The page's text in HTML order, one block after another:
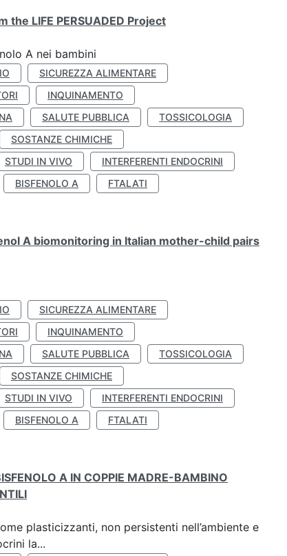
LIFE PERSUADED Project
A nei bambini
SICUREZZA ALIMENTARE
INQUINAMENTO
SALUTE PUBBLICA
TOSSICOLOGIA
SOSTANZE CHIMICHE
STUDI IN VIVO
INTERFERENTI ENDOCRINI
BISFENOLO A
FTALATI
A biomonitoring in Italian mother-child pairs
SICUREZZA ALIMENTARE
INQUINAMENTO
SALUTE PUBBLICA
TOSSICOLOGIA
SOSTANZE CHIMICHE
STUDI IN VIVO
INTERFERENTI ENDOCRINI
BISFENOLO A
FTALATI
A IN COPPIE MADRE-BAMBINO
plasticizzanti, non persistenti nell’ambiente e
la...